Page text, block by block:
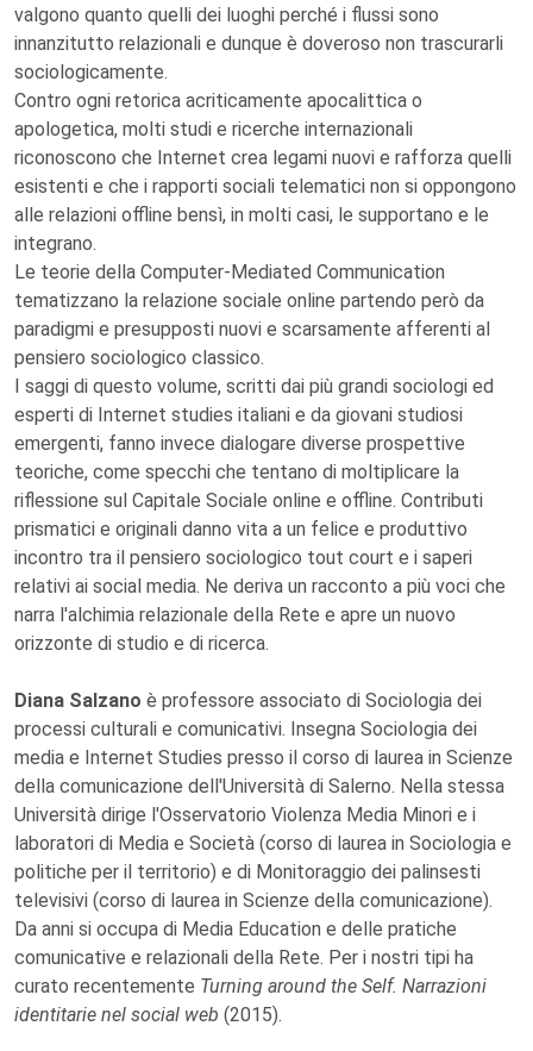
valgono quanto quelli dei luoghi perché i flussi sono
innanzitutto relazionali e dunque è doveroso non trascurarli
sociologicamente.
Contro ogni retorica acriticamente apocalittica o
apologetica, molti studi e ricerche internazionali
riconoscono che Internet crea legami nuovi e rafforza quelli
esistenti e che i rapporti sociali telematici non si oppongono
alle relazioni offline bensì, in molti casi, le supportano e le
integrano.
Le teorie della Computer-Mediated Communication
tematizzano la relazione sociale online partendo però da
paradigmi e presupposti nuovi e scarsamente afferenti al
pensiero sociologico classico.
I saggi di questo volume, scritti dai più grandi sociologi ed
esperti di Internet studies italiani e da giovani studiosi
emergenti, fanno invece dialogare diverse prospettive
teoriche, come specchi che tentano di moltiplicare la
riflessione sul Capitale Sociale online e offline. Contributi
prismatici e originali danno vita a un felice e produttivo
incontro tra il pensiero sociologico tout court e i saperi
relativi ai social media. Ne deriva un racconto a più voci che
narra l'alchimia relazionale della Rete e apre un nuovo
orizzonte di studio e di ricerca.
Diana Salzano è professore associato di Sociologia dei
processi culturali e comunicativi. Insegna Sociologia dei
media e Internet Studies presso il corso di laurea in Scienze
della comunicazione dell'Università di Salerno. Nella stessa
Università dirige l'Osservatorio Violenza Media Minori e i
laboratori di Media e Società (corso di laurea in Sociologia e
politiche per il territorio) e di Monitoraggio dei palinsesti
televisivi (corso di laurea in Scienze della comunicazione).
Da anni si occupa di Media Education e delle pratiche
comunicative e relazionali della Rete. Per i nostri tipi ha
curato recentemente Turning around the Self. Narrazioni
identitarie nel social web (2015).